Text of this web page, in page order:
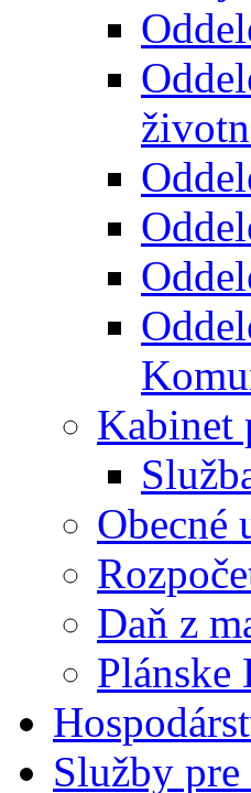
Kabinet
Obecné
Daň z
Plánske
Služby